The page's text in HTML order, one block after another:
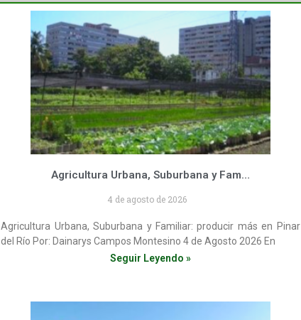
Agricultura Urbana, Suburbana y Familiar: producir más en Pinar del Río
4 de agosto de 2026
Agricultura Urbana, Suburbana y Familiar: producir más en Pinar
del Río Por: Dainarys Campos Montesino 4 de Agosto 2026 En
Seguir Leyendo »